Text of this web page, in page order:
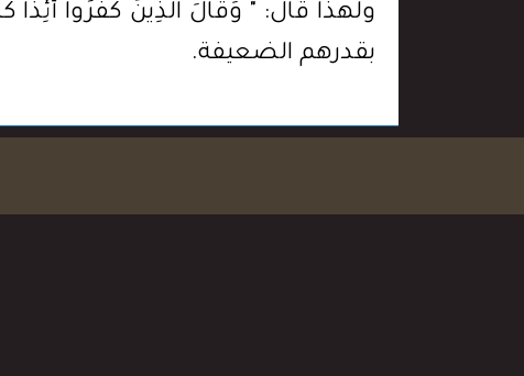
ولهذا قال: " وَقَالَ الَّذِينَ كَفَرُوا أَئِذَا
بقدرهم الضعيفة.